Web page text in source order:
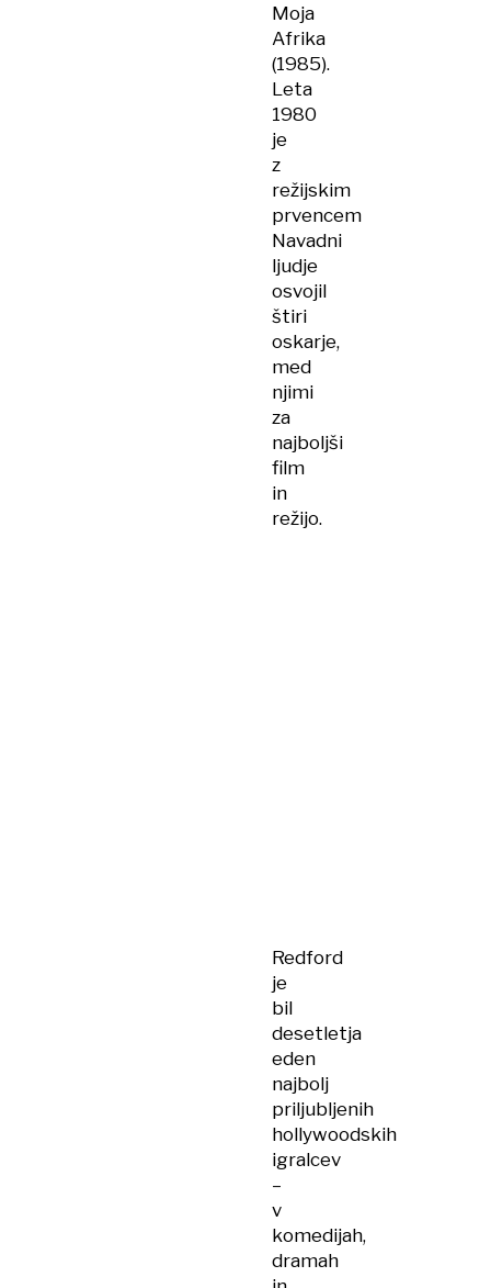
Moja
Afrika
(1985).
Leta
1980
je
z
režijskim
prvencem
Navadni
ljudje
osvojil
štiri
oskarje,
med
njimi
za
najboljši
film
in
režijo.
Redford
je
bil
desetletja
eden
najbolj
priljubljenih
hollywoodskih
igralcev
–
v
komedijah,
dramah